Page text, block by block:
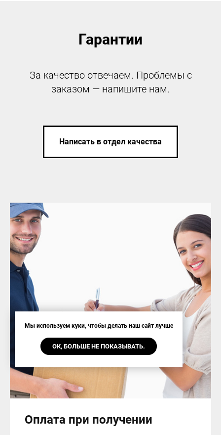
Гарантии
За качество отвечаем. Проблемы с
заказом — напишите нам.
Написать в отдел качества
Оплата при получении
Мы используем куки, чтобы делать наш сайт лучше
ОК, БОЛЬШЕ НЕ ПОКАЗЫВАТЬ.